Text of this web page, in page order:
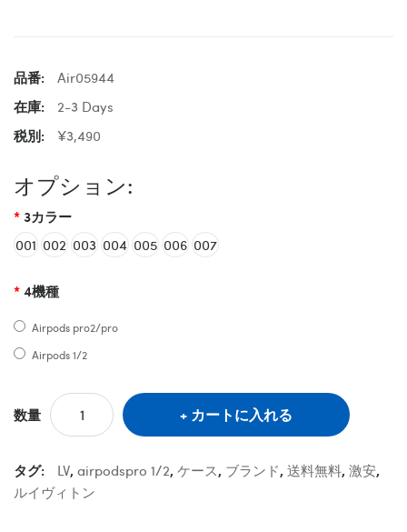
品番:
Air05944
在庫:
2-3 Days
税別:
¥3,490
オプション:
3カラー
001 002 003 004 005 006 007
4機種
Airpods pro2/pro
Airpods 1/2
数量 カートに入れる
タグ: LV, airpodspro 1/2, ケース, ブランド, 送料無料, 激安,
ルイヴィトン